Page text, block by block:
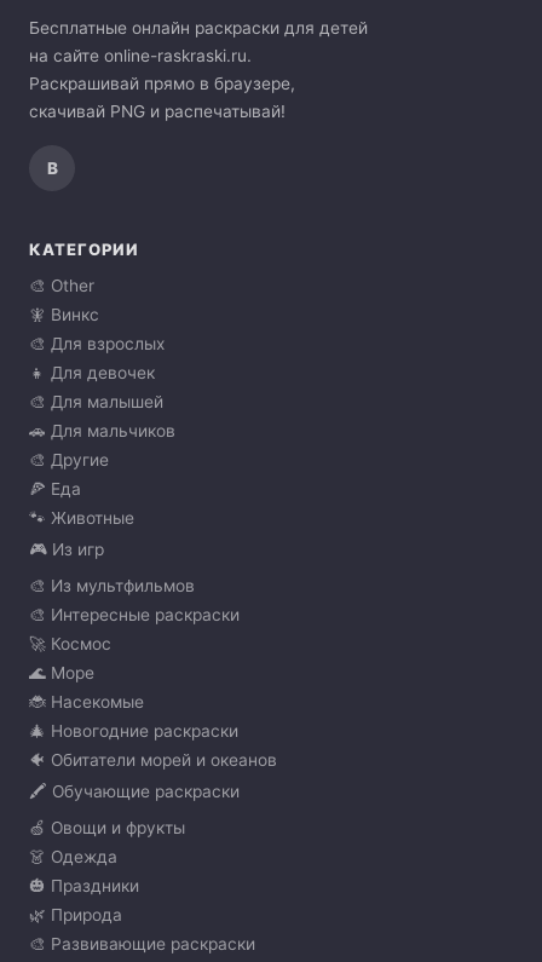
Бесплатные онлайн раскраски для детей
на сайте online-raskraski.ru.
Раскрашивай прямо в браузере,
скачивай PNG и распечатывай!
В
КАТЕГОРИИ
🎨 Other
🧚 Винкс
🎨 Для взрослых
👧 Для девочек
🎨 Для малышей
🚗 Для мальчиков
🎨 Другие
🍕 Еда
🐾 Животные
🎮 Из игр
🎨 Из мультфильмов
🎨 Интересные раскраски
🚀 Космос
🌊 Море
🐞 Насекомые
🎄 Новогодние раскраски
🐠 Обитатели морей и океанов
🖍️ Обучающие раскраски
🍏 Овощи и фрукты
👗 Одежда
🎃 Праздники
🌿 Природа
🎨 Развивающие раскраски